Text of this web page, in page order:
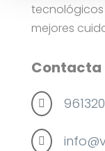
mejores
Contacta

